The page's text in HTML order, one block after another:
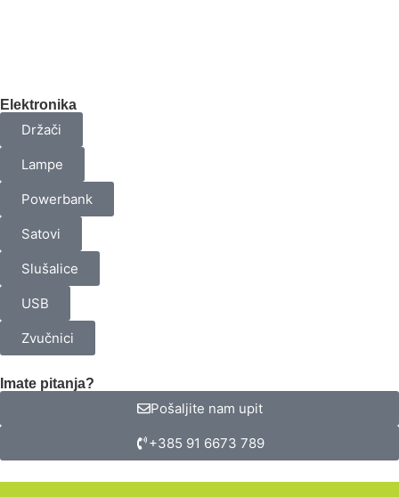
Elektronika
Držači
Lampe
Powerbank
Satovi
Slušalice
USB
Zvučnici
Imate pitanja?
Pošaljite nam upit
+385 91 6673 789